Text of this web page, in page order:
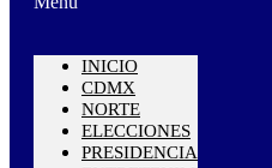
INICIO
CDMX
NORTE
ELECCIONES
PRESIDENCIA